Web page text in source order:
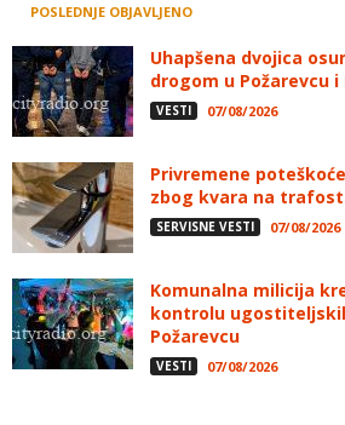
POSLEDNJE OBJAVLJENO
Uhapšena dvojica
drogom u Požarevcu i
VESTI 07/08/2026
Privremene
zbog kvara na
SERVISNE VESTI 07/08/2026
Komunalna milicija
kontrolu
Požarevcu
VESTI 07/08/2026